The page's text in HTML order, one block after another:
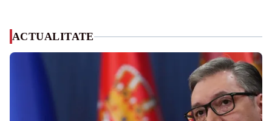
ACTUALITATE